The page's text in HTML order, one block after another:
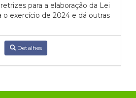
para a elaboração da Lei
o exercício de 2024 e dá outras
Detalhes